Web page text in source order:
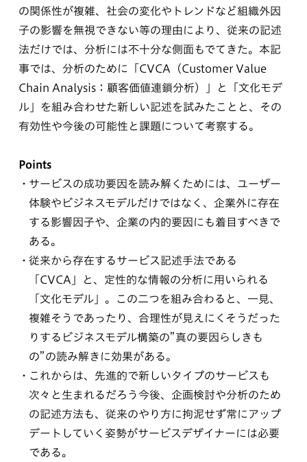
の関係性が複雑、社会の変化やトレンドなど組織外因
子の影響を無視できない等の理由により、従来の記述
法だけでは、分析には不十分な側面もでてきた。本記
事では、分析のために「CVCA（Customer Value
Chain Analysis：顧客価値連鎖分析）」と「文化モデ
ル」を組み合わせた新しい記述を試みたことと、その
有効性や今後の可能性と課題について考察する。
Points
サービスの成功要因を読み解くためには、ユーザー
体験やビジネスモデルだけではなく、企業外に存在
する影響因子や、企業の内的要因にも着目すべきで
ある。
従来から存在するサービス記述手法である
「CVCA」と、定性的な情報の分析に用いられる
「文化モデル」。この二つを組み合わると、一見、
複雑そうであったり、合理性が見えにくそうだった
りするビジネスモデル構築の”真の要因らしきも
の”の読み解きに効果がある。
これからは、先進的で新しいタイプのサービスも
次々と生まれるだろう今後、企画検討や分析のため
の記述方法も、従来のやり方に拘泥せず常にアップ
デートしていく姿勢がサービスデザイナーには必要
である。